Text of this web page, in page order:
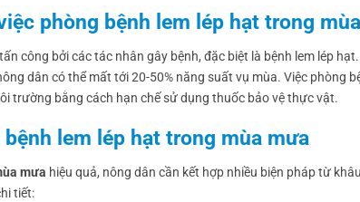
phòng bệnh lem lép hạt trong
công bởi các tác nhân gây bệnh, đặc biệt là bệnh lem lép
dân có thể mất tới 20-50% năng suất vụ mùa. Việc phòng
trường bằng cách hạn chế sử dụng thuốc bảo vệ thực vật.
lem lép hạt trong mùa mưa
mưa hiệu quả, nông dân cần kết hợp nhiều biện pháp từ
tiết: